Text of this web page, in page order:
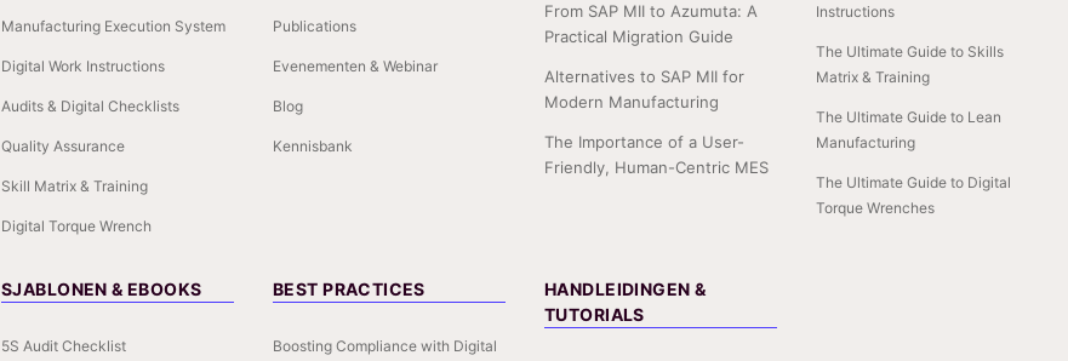
Manufacturing Execution System
Digital Work Instructions
Audits & Digital Checklists
Quality Assurance
Skill Matrix & Training
Digital Torque Wrench
Publications
Evenementen & Webinar
Blog
Kennisbank
From SAP MII to Azumuta: A
Practical Migration Guide
Alternatives to SAP MII for
Modern Manufacturing
The Importance of a User-
Friendly, Human-Centric MES
Instructions
The Ultimate Guide to Skills
Matrix & Training
The Ultimate Guide to Lean
Manufacturing
The Ultimate Guide to Digital
Torque Wrenches
SJABLONEN & EBOOKS
5S Audit Checklist
BEST PRACTICES
Boosting Compliance with Digital
HANDLEIDINGEN &
TUTORIALS